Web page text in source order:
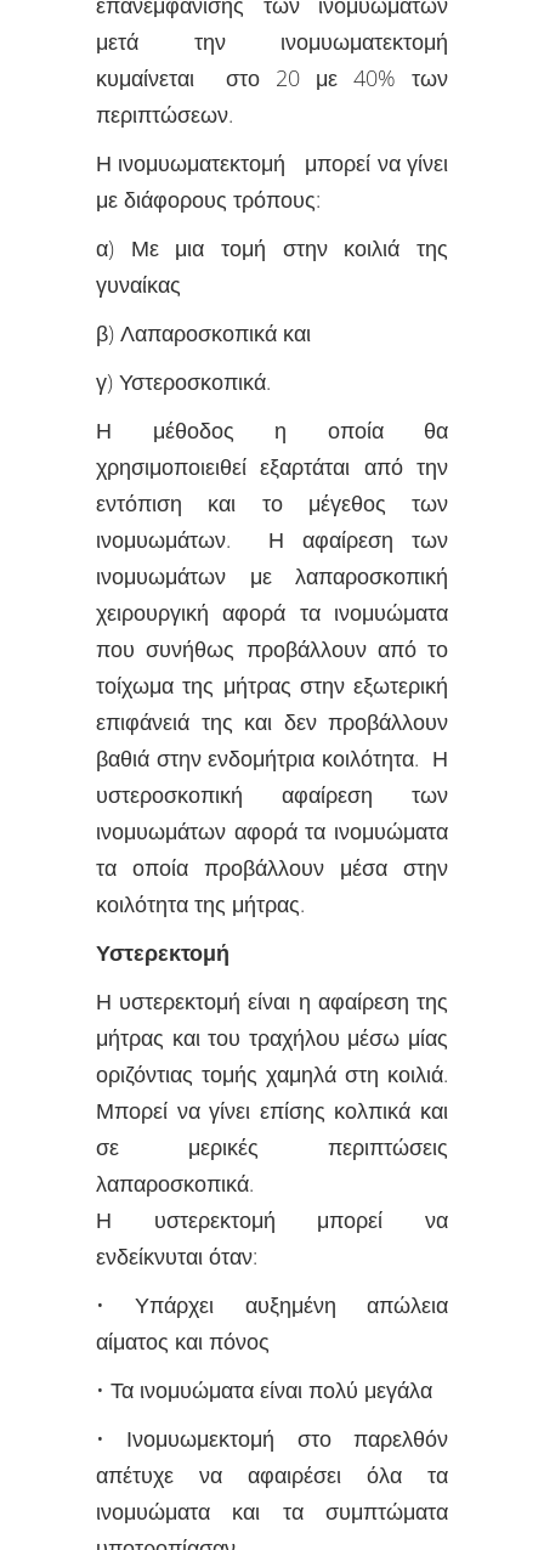
μετά την ινομυωματεκτομή
κυμαίνεται στο 20 με 40% των
περιπτώσεων.
Η ινομυωματεκτομή μπορεί να γίνει
με διάφορους τρόπους:
α) Με μια τομή στην κοιλιά της
γυναίκας
β) Λαπαροσκοπικά και
γ) Υστεροσκοπικά.
Η μέθοδος η οποία θα
χρησιμοποιειθεί εξαρτάται από την
εντόπιση και το μέγεθος των
ινομυωμάτων. Η αφαίρεση των
ινομυωμάτων με λαπαροσκοπική
χειρουργική αφορά τα ινομυώματα
που συνήθως προβάλλουν από το
τοίχωμα της μήτρας στην εξωτερική
επιφάνειά της και δεν προβάλλουν
βαθιά στην ενδομήτρια κοιλότητα. Η
υστεροσκοπική αφαίρεση των
ινομυωμάτων αφορά τα ινομυώματα
τα οποία προβάλλουν μέσα στην
κοιλότητα της μήτρας.
Υστερεκτομή
Η υστερεκτομή είναι η αφαίρεση της
μήτρας και του τραχήλου μέσω μίας
οριζόντιας τομής χαμηλά στη κοιλιά.
Μπορεί να γίνει επίσης κολπικά και
σε μερικές περιπτώσεις
λαπαροσκοπικά.
Η υστερεκτομή μπορεί να
ενδείκνυται όταν:
• Υπάρχει αυξημένη απώλεια
αίματος και πόνος
• Τα ινομυώματα είναι πολύ μεγάλα
• Ινομυωμεκτομή στο παρελθόν
απέτυχε να αφαιρέσει όλα τα
ινομυώματα και τα συμπτώματα